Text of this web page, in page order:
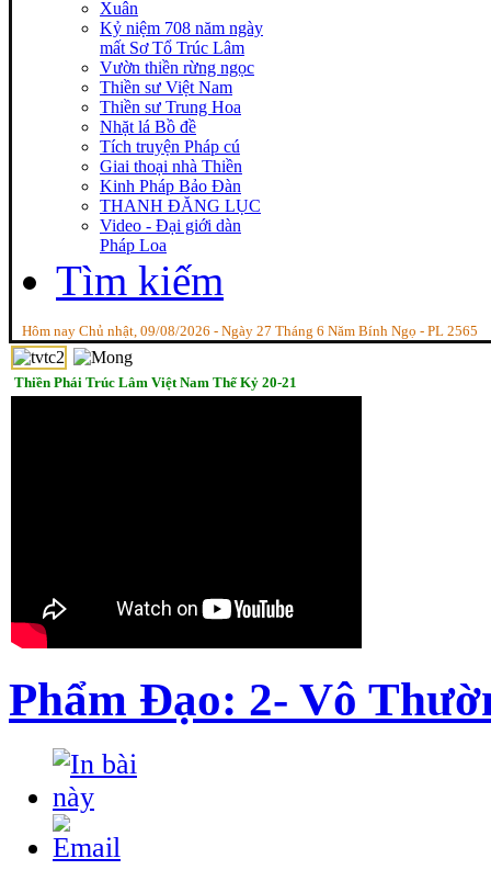
Xuân
Kỷ niệm 708 năm ngày
mất Sơ Tổ Trúc Lâm
Vườn thiền rừng ngọc
Thiền sư Việt Nam
Thiền sư Trung Hoa
Nhặt lá Bồ đề
Tích truyện Pháp cú
Giai thoại nhà Thiền
Kinh Pháp Bảo Đàn
THANH ĐĂNG LỤC
Video - Đại giới dàn
Pháp Loa
Tìm kiếm
Hôm nay Chủ nhật, 09/08/2026 - Ngày 27 Tháng 6 Năm Bính Ngọ - PL 2565
Thiền Phái Trúc Lâm Việt Nam Thế Kỷ 20-21
Phẩm Ðạo: 2- Vô